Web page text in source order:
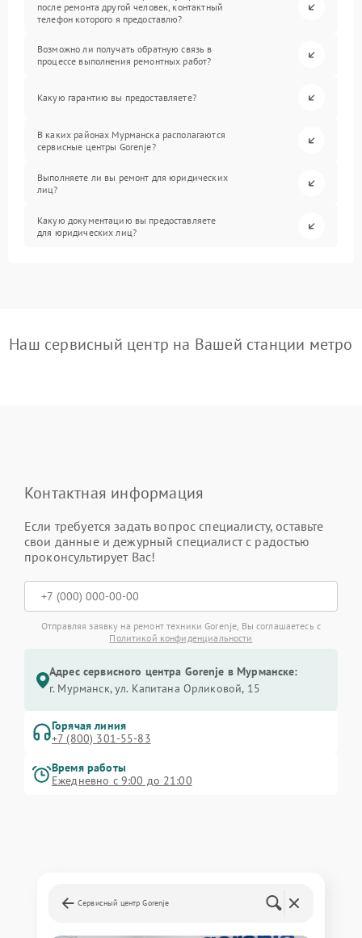
после ремонта другой человек, контактный
телефон которого я предоставлю?
Возможно ли получать обратную связь в
процессе выполнения ремонтных работ?
Какую гарантию вы предоставляете?
В каких районах Мурманска располагаются
сервисные центры Gorenje?
Выполняете ли вы ремонт для юридических
лиц?
Какую документацию вы предоставляете
для юридических лиц?
Наш сервисный центр на Вашей станции метро
Контактная информация
Если требуется задать вопрос специалисту, оставьте
свои данные и дежурный специалист с радостью
проконсультирует Вас!
Отправляя заявку на ремонт техники Gorenje, Вы соглашаетесь с
Политикой конфиденциальности
Адрес сервисного центра Gorenje в Мурманске:
г. Мурманск, ул. Капитана Орликовой, 15
Горячая линия
+7 (800) 301-55-83
Время работы
Ежедневно с 9:00 до 21:00
Сервисный центр Gorenje